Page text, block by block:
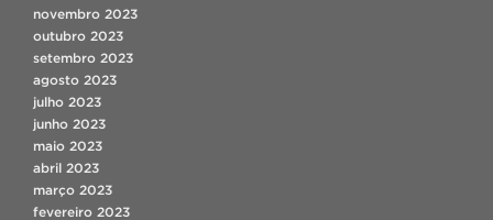
novembro 2023
outubro 2023
setembro 2023
agosto 2023
julho 2023
junho 2023
maio 2023
abril 2023
março 2023
fevereiro 2023